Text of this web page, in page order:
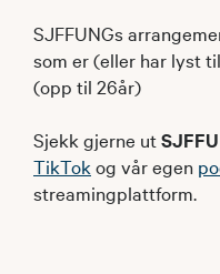
SJFFUNGs
som er (eller har lyst
(opp til 26år)
Sjekk gjerne utSJFFU
TikTok og vår egen
streamingplattform.